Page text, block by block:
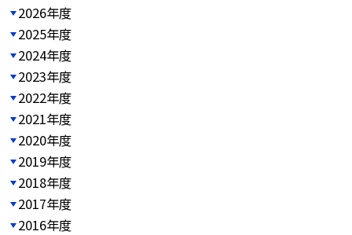
2026年度
2025年度
2024年度
2023年度
2022年度
2021年度
2020年度
2019年度
2018年度
2017年度
2016年度